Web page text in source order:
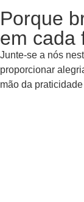
Porque
em cada
Junte-se a nós
proporcionar
mão da